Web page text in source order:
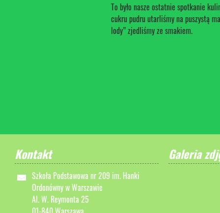
To było nasze ostatnie spotkanie
cukru pudru utarliśmy na puszystą
lody” zjedliśmy ze smakiem.
Kontakt
Szkoła Podstawowa nr 209 im. Hanki
Ordonówny w Warszawie
Al. W. Reymonta 25
Galeria